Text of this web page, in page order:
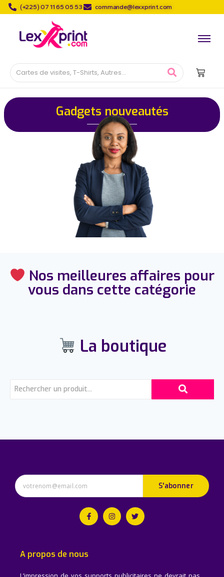
(+225) 07 11 65 05 53 commande@lexxprint.com
Gadgets nouveautés
Nos meilleures affaires pour
vous dans cette catégorie
La boutique
S'abonner
A propos de nous